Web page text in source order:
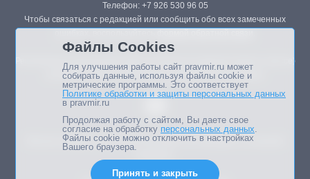
Телефон: +7 926 530 96 05
Чтобы связаться с редакцией или сообщить обо всех замеченных
Републикация материалов сайта в печатных изданиях (книгах, прессе)
возможна только с письменного разрешения редакции.
Мнение авторов статей портала может не совпадать с позицией
Файлы Cookies
Для улучшения работы сайт pravmir.ru может
собирать данные, используя файлы cookie и
метрические программы. Это соответствует
Политике обработки и защиты персональных данных
в pravmir.ru
Продолжая работу с сайтом, Вы даете свое
согласие на обработку персональных данных.
Файлы cookie можно отключить в настройках
Вашего браузера.
Принять и закрыть